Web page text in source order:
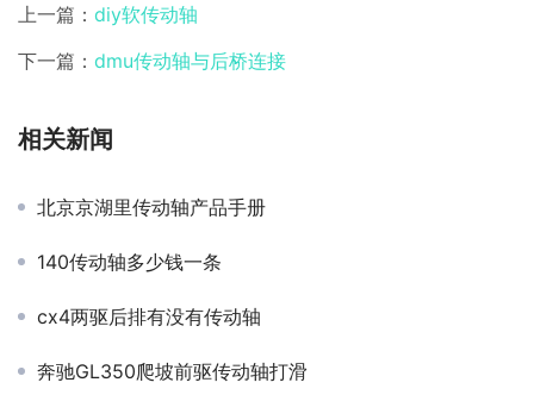
上一篇： diy软传动轴
下一篇： dmu传动轴与后桥连接
相关新闻
北京京湖里传动轴产品手册
140传动轴多少钱一条
cx4两驱后排有没有传动轴
奔驰GL350爬坡前驱传动轴打滑